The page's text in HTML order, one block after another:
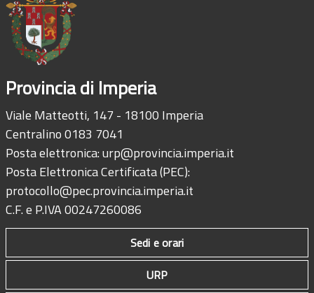
Provincia di Imperia
Viale Matteotti, 147 - 18100 Imperia
Centralino 0183 7041
Posta elettronica:urp@provincia.imperia.it
Posta Elettronica Certificata (PEC):
protocollo@pec.provincia.imperia.it
C.F. e P.IVA 00247260086
Sedi e orari
URP